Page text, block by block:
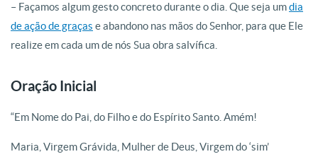
– Façamos algum gesto concreto durante o dia. Que seja umdia
de ação de graças e abandono nas mãos do Senhor, para que Ele
realize em cada um de nós Sua obra salvífica.
Oração Inicial
“Em Nome do Pai, do Filho e do Espírito Santo. Amém!
Maria, Virgem Grávida, Mulher de Deus, Virgem do ‘sim’